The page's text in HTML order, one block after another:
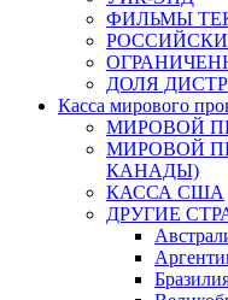
ФИЛЬМЫ
ДОЛЯ
Касса мирового
МИРОВОЙ
МИРОВОЙ
КАНАДЫ)
КАССА США
ДРУГИЕ